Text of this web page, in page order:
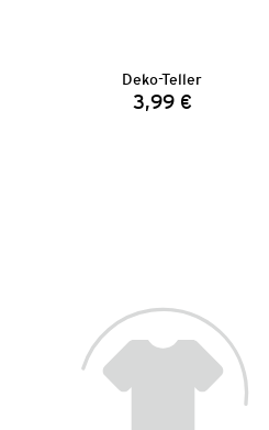
Deko-Teller
Preis:
3,99 €